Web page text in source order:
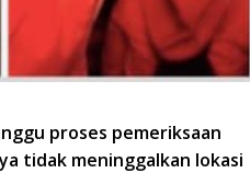
proses pemeriksaan
tidak meninggalkan lokasi